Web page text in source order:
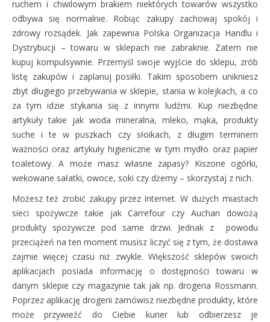
ruchem i chwilowym brakiem niektórych towarów wszystko
odbywa się normalnie. Robiąc zakupy zachowaj spokój i
zdrowy rozsądek. Jak zapewnia Polska Organizacja Handlu i
Dystrybucji – towaru w sklepach nie zabraknie. Zatem nie
kupuj kompulsywnie. Przemyśl swoje wyjście do sklepu, zrób
listę zakupów i zaplanuj posiłki. Takim sposobem unikniesz
zbyt długiego przebywania w sklepie, stania w kolejkach, a co
za tym idzie stykania się z innymi ludźmi. Kup niezbędne
artykuły takie jak woda mineralna, mleko, mąka, produkty
suche i te w puszkach czy słoikach, z długim terminem
ważności oraz artykuły higieniczne w tym mydło oraz papier
toaletowy. A może masz własne zapasy? Kiszone ogórki,
wekowane sałatki, owoce, soki czy dżemy – skorzystaj z nich.
Możesz też zrobić zakupy przez Internet. W dużych miastach
sieci spożywcze takie jak Carrefour czy Auchan dowożą
produkty spożywcze pod same drzwi. Jednak z powodu
przeciążeń na ten moment musisz liczyć się z tym, że dostawa
zajmie więcej czasu niż zwykle. Większość sklepów swoich
aplikacjach posiada informację o dostępności towaru w
danym sklepie czy magazynie tak jak np. drogeria Rossmann.
Poprzez aplikację drogerii zamówisz niezbędne produkty, które
może przywieźć do Ciebie kurier lub odbierzesz je